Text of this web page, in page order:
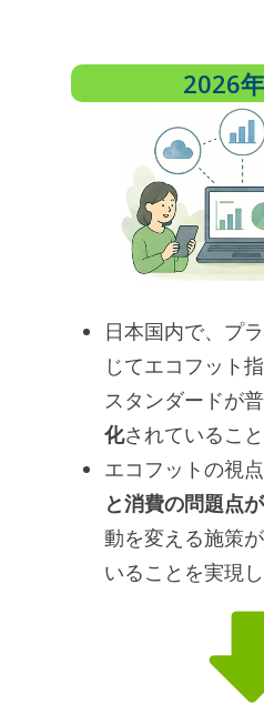
2026
日本国内で、プ
じてエコフット
スタンダードが
化されているこ
エコフットの視点
と消費の問題点
動を変える施策
いることを実現し